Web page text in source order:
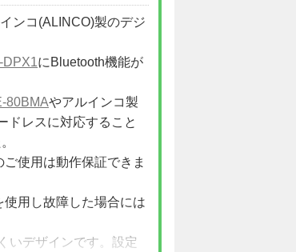
ンコ(ALINCO)製のデジ
DPX1にBluetooth機能が
80BMAやアルインコ製
ドレスに対応すること
使用は動作保証できま
用し故障した場合には
いデザインです。設定